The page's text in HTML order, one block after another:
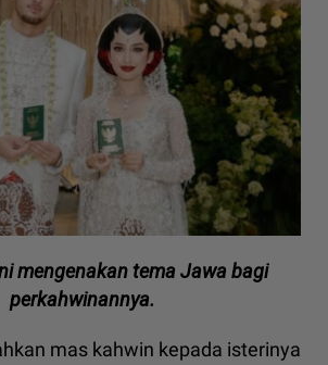
mengenakan tema Jawa bagi
perkahwinannya.
mas kahwin kepada isterinya